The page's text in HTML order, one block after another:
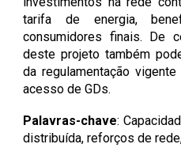
tarifa de energia,
consumidores finais. De
deste projeto também
da regulamentação
acesso de GDs.
Palavras-chave:
distribuída, reforços de